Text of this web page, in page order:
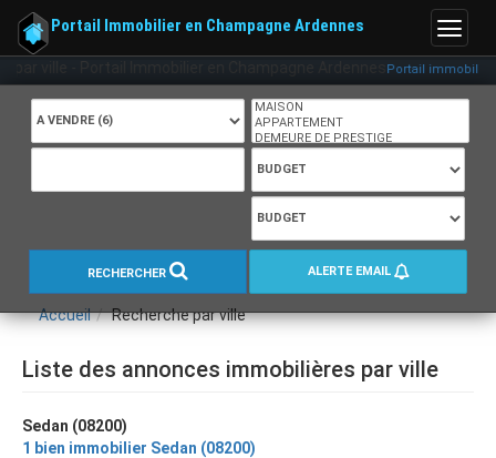
ville - Portail Immobilier en Champagne Ardennes Portail immobilier
Menu
Portail Immobilier en Champagne Ardennes
RECHERCHER ALERTE EMAIL
Accueil Recherche par ville
Liste des annonces immobilières par ville
Sedan (08200)
1 bien immobilier Sedan (08200)